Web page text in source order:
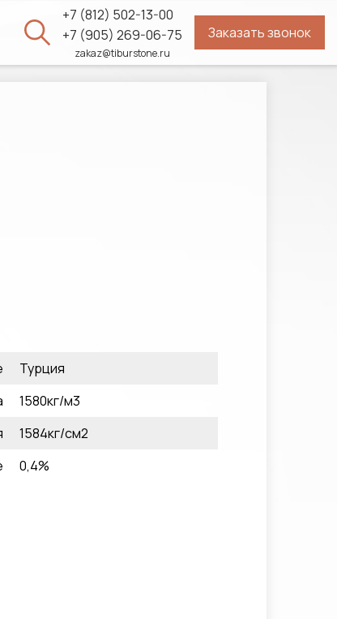
+7 (812) 502-13-00
+7 (905) 269-06-75
zakaz@tiburstone.ru
Заказать звонок
Турция
1580кг/м3
1584кг/см2
0,4%